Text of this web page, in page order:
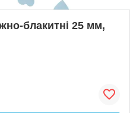
блакитні 25 мм,